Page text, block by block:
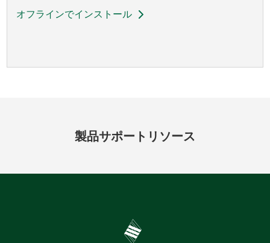
オフラインでインストール
製品サポート リソース